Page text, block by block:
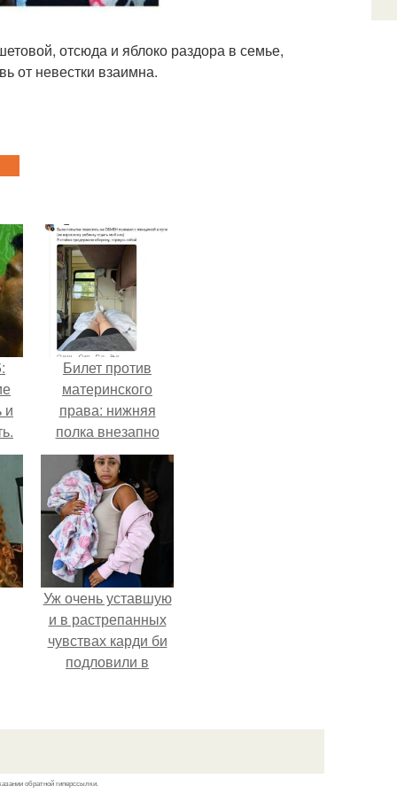
отсюда и яблоко раздора в семье,
от невестки взаимна.
и
Билет против
материнского
права: нижняя
полка внезапно
нашла законного
владельца.
Уж очень уставшую
и в растрепанных
чувствах карди би
подловили в
обратной гиперссылки.